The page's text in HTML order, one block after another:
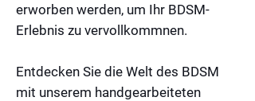
erworben werden, um Ihr BDSM-
Erlebnis zu vervollkommnen.
Entdecken Sie die Welt des BDSM
mit unserem handgearbeiteten